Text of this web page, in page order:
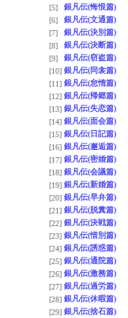
[5]
銀凡伝(悔恨篇)
[6]
銀凡伝(文通篇)
[7]
銀凡伝(決別篇)
[8]
銀凡伝(決断篇)
[9]
銀凡伝(窃盗篇)
[10] 銀凡伝(同衾篇)
[11] 銀凡伝(怠惰篇)
[12] 銀凡伝(帰郷篇)
[13] 銀凡伝(失恋篇)
[14] 銀凡伝(面会篇)
[15] 銀凡伝(日記篇)
[16] 銀凡伝(邂逅篇)
[17] 銀凡伝(密婚篇)
[18] 銀凡伝(会議篇)
[19] 銀凡伝(新婚篇)
[20] 銀凡伝(早弁篇)
[21] 銀凡伝(脱糞篇)
[22] 銀凡伝(決戦篇)
[23] 銀凡伝(惜別篇)
[24] 銀凡伝(誘惑篇)
[25] 銀凡伝(通院篇)
[26] 銀凡伝(激務篇)
[27] 銀凡伝(過労篇)
[28] 銀凡伝(休暇篇)
[29] 銀凡伝(捨石篇)